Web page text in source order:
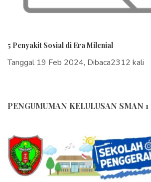
PENGUMUMAN KELULUSAN SMAN
5 Penyakit Sosial di Era Milenial
Tanggal 19 Feb 2024, Dibaca2312 kali